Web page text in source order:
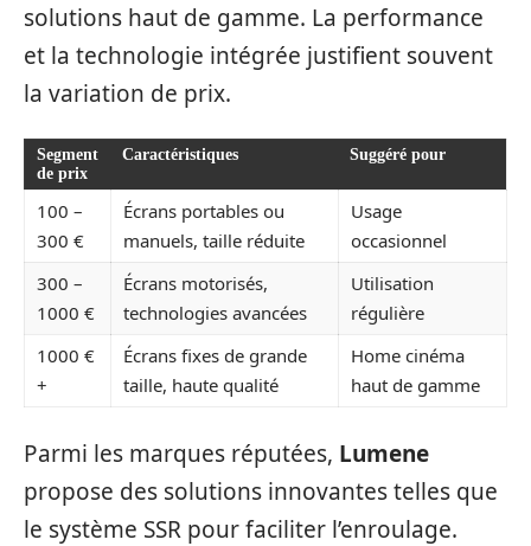
solutions haut de gamme. La performance
et la technologie intégrée justifient souvent
la variation de prix.
Segment
de prix
Caractéristiques Suggéré pour
100 –
300 €
Écrans portables ou
manuels, taille réduite
Usage
occasionnel
300 –
1000 €
Écrans motorisés,
technologies avancées
Utilisation
régulière
1000 €
+
Écrans fixes de grande
taille, haute qualité
Home cinéma
haut de gamme
Parmi les marques réputées, Lumene
propose des solutions innovantes telles que
le système SSR pour faciliter l’enroulage.